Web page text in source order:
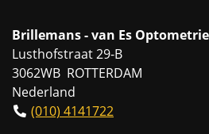
Brillemans - van Es Optometrie
Lusthofstraat 29-B
3062WB ROTTERDAM
Nederland
(010) 4141722